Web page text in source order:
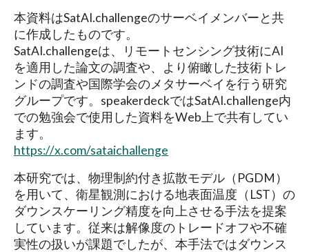
本資料はSatAI.challengeのサーベイメンバーと共
に作成したものです。
SatAI.challengeは、リモートセンシング技術にAI
を適用した論文の調査や、より俯瞰した技術トレ
ンドの調査や国際学会のメタサーベイを行う研究
グループです。speakerdeckではSatAI.challenge内
での勉強会で使用した資料をWeb上で共有してい
ます。
https://x.com/sataichallenge
本研究では、物理制約付き拡散モデル（PGDM）
を用いて、衛星観測における地表面温度（LST）の
ダウンスケーリング精度を向上させる手法を提案
しています。従来は解像度のトレードオフや不確
実性の扱いが課題でしたが、本手法ではダウンス